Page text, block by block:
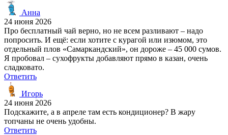
Анна
24 июня 2026
Про бесплатный чай верно, но не всем разливают – надо
попросить. И ещё: если хотите с курагой или изюмом, это
отдельный плов «Самаркандский», он дороже – 45 000 сумов.
Я пробовал – сухофрукты добавляют прямо в казан, очень
сладковато.
Ответить
Игорь
24 июня 2026
Подскажите, а в апреле там есть кондиционер? В жару
топчаны не очень удобны.
Ответить